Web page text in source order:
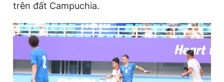
trên đất Campuchia.